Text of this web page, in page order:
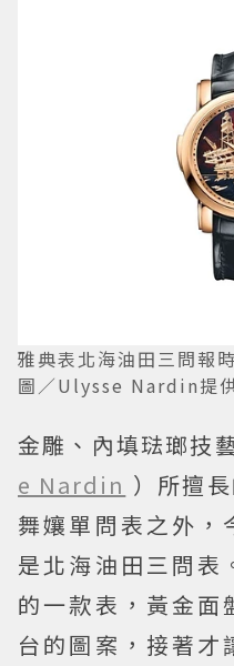
雅典表北海油田三問報
圖／Ulysse Nardin提
金雕、內填琺瑯技
e Nardin ）所擅
舞孃單問表之外，
是北海油田三問表
的一款表，黃金面
台的圖案，接著才